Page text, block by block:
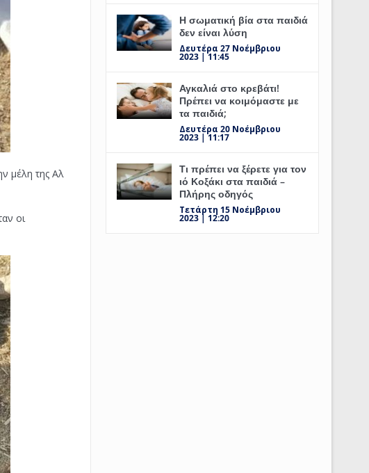
μέλη της Αλ
οι
Η σωματική βία στα παιδιά
δεν είναι λύση
Δευτέρα 27 Νοέμβριου
2023 | 11:45
Αγκαλιά στο κρεβάτι!
Πρέπει να κοιμόμαστε με
τα παιδιά;
Δευτέρα 20 Νοέμβριου
2023 | 11:17
Τι πρέπει να ξέρετε για τον
ιό Κοξάκι στα παιδιά –
Πλήρης οδηγός
Τετάρτη 15 Νοέμβριου
2023 | 12:20